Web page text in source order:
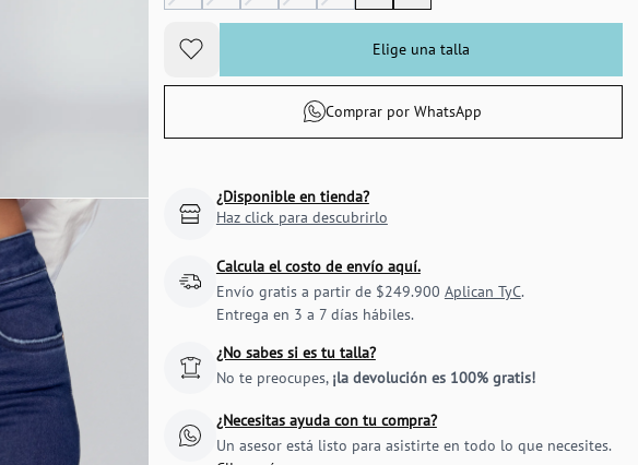
Elige una talla
Comprar por WhatsApp
¿Disponible en tienda?
Haz click para descubrirlo
Calcula el costo de envío aquí.
Envío gratis a partir de $249.900 Aplican TyC.
Entrega en 3 a 7 días hábiles.
¿No sabes si es tu talla?
No te preocupes, ¡la devolución es 100% gratis!
¿Necesitas ayuda con tu compra?
Un asesor está listo para asistirte en todo lo que necesites.